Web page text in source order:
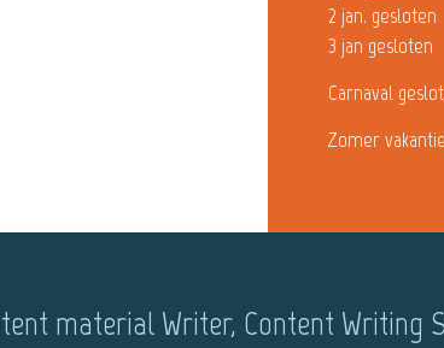
2 jan. gesloten
3 jan gesloten
Carnaval
Zomer
material Writer, Content Writing